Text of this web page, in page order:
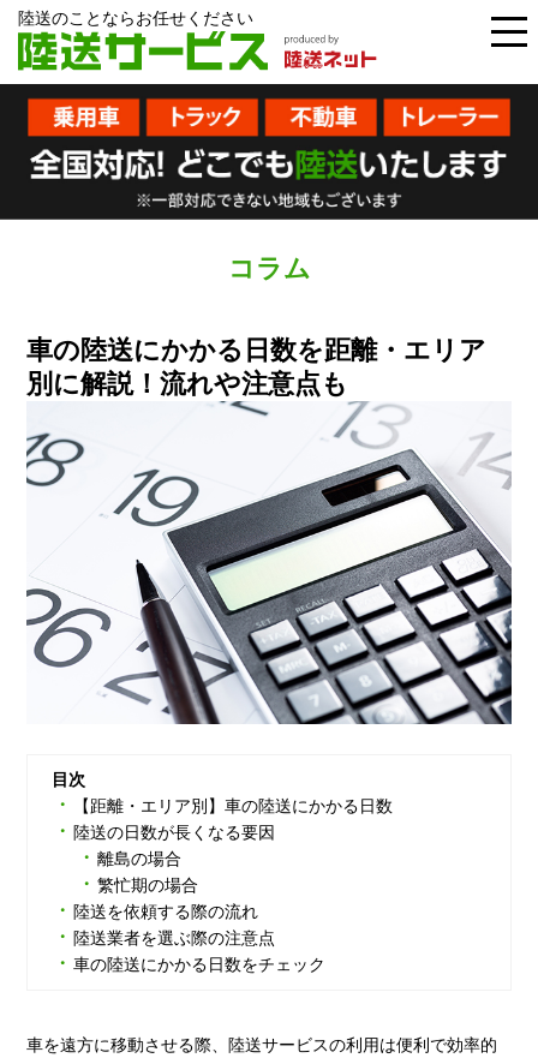
陸送のことならお任せください
コラム
車の陸送にかかる日数を距離・エリア
別に解説！流れや注意点も
目次
【距離・エリア別】車の陸送にかかる日数
陸送の日数が長くなる要因
離島の場合
繁忙期の場合
陸送を依頼する際の流れ
陸送業者を選ぶ際の注意点
車の陸送にかかる日数をチェック
車を遠方に移動させる際、陸送サービスの利用は便利で効率的